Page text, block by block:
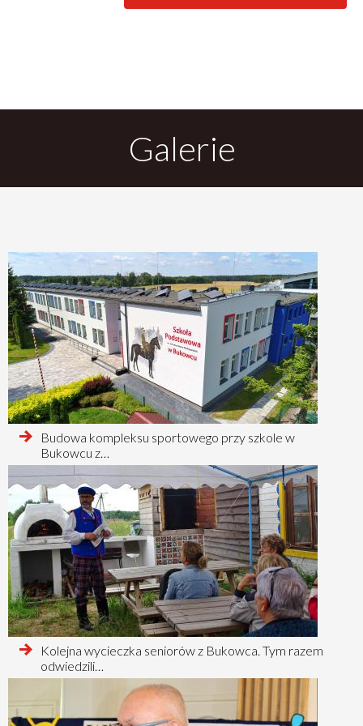
DO
Galerie
czytaj
więcej
o
Budowa kompleksu sportowego przy szkole w
Bukowcu z…
czytaj
więcej
o
Kolejna wycieczka seniorów z Bukowca. Tym razem
odwiedzili…